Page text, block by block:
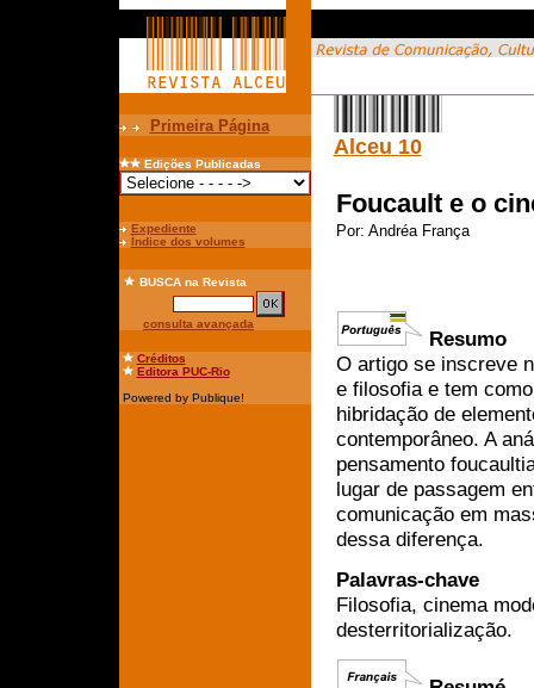
Primeira Página
Edições Publicadas
Expediente
Índice dos volumes
BUSCAna Revista
consulta avançada
Créditos
Editora PUC-Rio
Powered by Publique!
Alceu 10
Foucault e o
Por: Andréa França
Resumo
O artigo se inscreve
e filosofia e tem
hibridação de
contemporâneo. A
pensamento
lugar de passagem
comunicação em
dessa diferença.
Palavras-chave
Filosofia, cinema
desterritorialização.